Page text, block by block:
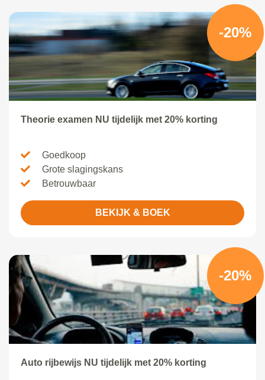
-20%
Theorie examen NU tijdelijk met 20% korting
Goedkoop
Grote slagingskans
Betrouwbaar
BEKIJK & BOEK
-20%
Auto rijbewijs NU tijdelijk met 20% korting